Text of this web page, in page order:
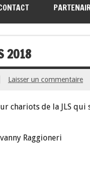
2018
Laisser un commentaire
chariots de la JLS qui
Raggioneri